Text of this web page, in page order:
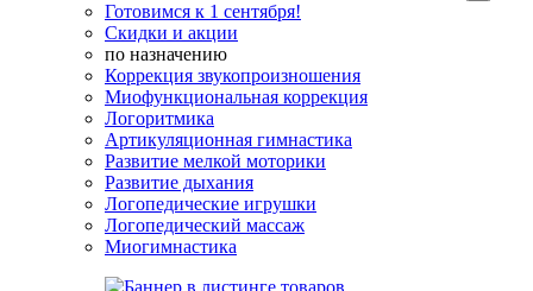
Готовимся к 1 сентября!
Скидки и акции
по назначению
Коррекция звукопроизношения
Миофункциональная коррекция
Логоритмика
Артикуляционная гимнастика
Развитие мелкой моторики
Развитие дыхания
Логопедические игрушки
Логопедический массаж
Миогимнастика